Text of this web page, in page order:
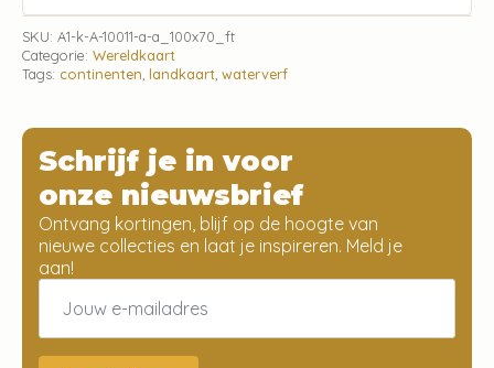
SKU: A1-k-A-10011-a-a_100x70_ft
Categorie: Wereldkaart
Tags: continenten landkaart waterverf
Schrijf je in voor
onze nieuwsbrief
Ontvang kortingen, blijf op de hoogte van
nieuwe collecties en laat je inspireren. Meld je
aan!
Email